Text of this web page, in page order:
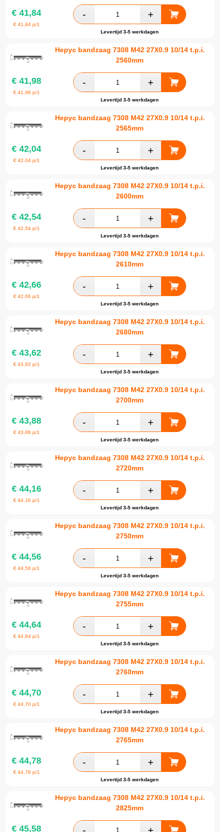
€ 41,84
€41,84 p/1
Levertijd 3-5 werkdagen
Hepyc bandzaag 7308 M42 27X0.9 10/14 t.p.i.
2560mm
€ 41,98
€41,98 p/1
Levertijd 3-5 werkdagen
Hepyc bandzaag 7308 M42 27X0.9 10/14 t.p.i.
2565mm
€ 42,04
€42,04 p/1
Levertijd 3-5 werkdagen
Hepyc bandzaag 7308 M42 27X0.9 10/14 t.p.i.
2600mm
€ 42,54
€42,54 p/1
Levertijd 3-5 werkdagen
Hepyc bandzaag 7308 M42 27X0.9 10/14 t.p.i.
2610mm
€ 42,66
€42,66 p/1
Levertijd 3-5 werkdagen
Hepyc bandzaag 7308 M42 27X0.9 10/14 t.p.i.
2680mm
€ 43,62
€43,62 p/1
Levertijd 3-5 werkdagen
Hepyc bandzaag 7308 M42 27X0.9 10/14 t.p.i.
2700mm
€ 43,88
€43,88 p/1
Levertijd 3-5 werkdagen
Hepyc bandzaag 7308 M42 27X0.9 10/14 t.p.i.
2720mm
€ 44,16
€44,16 p/1
Levertijd 3-5 werkdagen
Hepyc bandzaag 7308 M42 27X0.9 10/14 t.p.i.
2750mm
€ 44,56
€44,56 p/1
Levertijd 3-5 werkdagen
Hepyc bandzaag 7308 M42 27X0.9 10/14 t.p.i.
2755mm
€ 44,64
€44,64 p/1
Levertijd 3-5 werkdagen
Hepyc bandzaag 7308 M42 27X0.9 10/14 t.p.i.
2760mm
€ 44,70
€44,70 p/1
Levertijd 3-5 werkdagen
Hepyc bandzaag 7308 M42 27X0.9 10/14 t.p.i.
2765mm
€ 44,78
€44,78 p/1
Levertijd 3-5 werkdagen
Hepyc bandzaag 7308 M42 27X0.9 10/14 t.p.i.
2825mm
€ 45,58